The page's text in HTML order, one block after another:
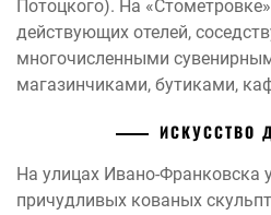
Потоцкого). На
действующих отелей,
многочисленными
магазинчиками, бутиками,
ИСКУССТВО
На улицах Ивано-Франковска
причудливых кованых